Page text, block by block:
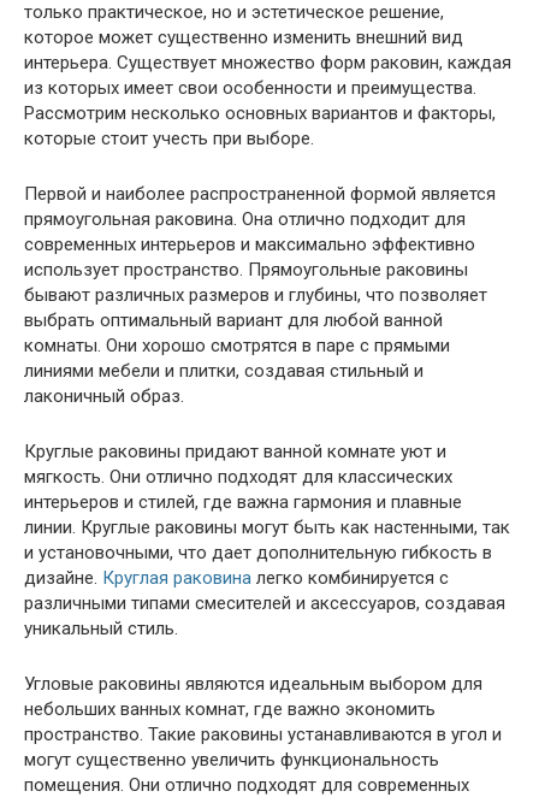
только практическое, но и эстетическое решение,
которое может существенно изменить внешний вид
интерьера. Существует множество форм раковин, каждая
из которых имеет свои особенности и преимущества.
Рассмотрим несколько основных вариантов и факторы,
которые стоит учесть при выборе.
Первой и наиболее распространенной формой является
прямоугольная раковина. Она отлично подходит для
современных интерьеров и максимально эффективно
использует пространство. Прямоугольные раковины
бывают различных размеров и глубины, что позволяет
выбрать оптимальный вариант для любой ванной
комнаты. Они хорошо смотрятся в паре с прямыми
линиями мебели и плитки, создавая стильный и
лаконичный образ.
Круглые раковины придают ванной комнате уют и
мягкость. Они отлично подходят для классических
интерьеров и стилей, где важна гармония и плавные
линии. Круглые раковины могут быть как настенными, так
и установочными, что дает дополнительную гибкость в
дизайне. Круглая раковина легко комбинируется с
различными типами смесителей и аксессуаров, создавая
уникальный стиль.
Угловые раковины являются идеальным выбором для
небольших ванных комнат, где важно экономить
пространство. Такие раковины устанавливаются в угол и
могут существенно увеличить функциональность
помещения. Они отлично подходят для современных